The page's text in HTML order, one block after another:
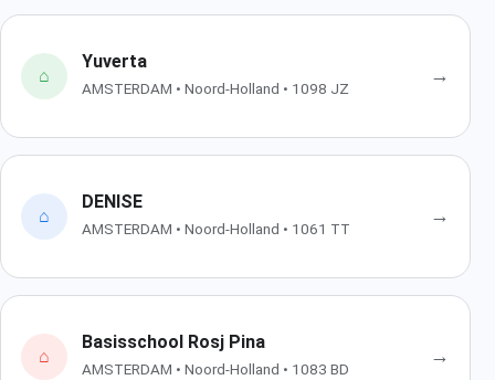
⌂
Yuverta
AMSTERDAM • Noord-Holland • 1098 JZ
→
⌂
DENISE
AMSTERDAM • Noord-Holland • 1061 TT
→
⌂
Basisschool Rosj Pina
AMSTERDAM • Noord-Holland • 1083 BD
→